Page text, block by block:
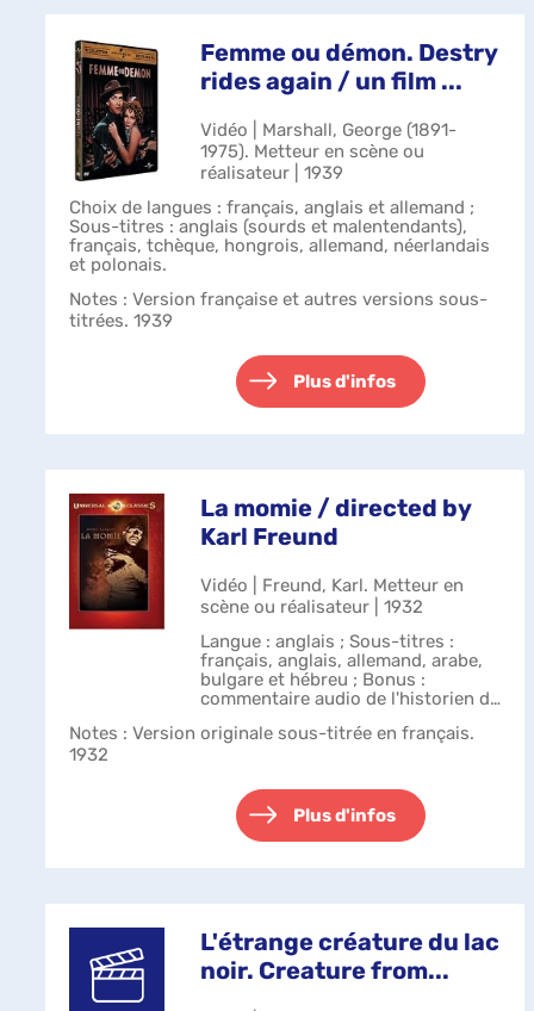
Femme ou démon. Destry
rides again / un film ...
Vidéo | Marshall, George (1891-
1975). Metteur en scène ou
réalisateur | 1939
Choix de langues : français, anglais et allemand ;
Sous-titres : anglais (sourds et malentendants),
français, tchèque, hongrois, allemand, néerlandais
et polonais.
Notes : Version française et autres versions sous-
titrées. 1939
Plus d'infos
La momie / directed by
Karl Freund
Vidéo | Freund, Karl. Metteur en
scène ou réalisateur | 1932
Langue : anglais ; Sous-titres :
français, anglais, allemand, arabe,
bulgare et hébreu ; Bonus :
commentaire audio de l'historien du
momie ; affiches et photos.
Notes : Version originale sous-titrée en français.
1932
Plus d'infos
L'étrange créature du lac
noir. Creature from...